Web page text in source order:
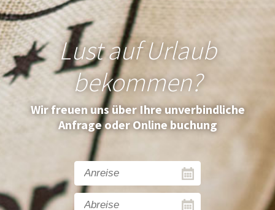
Lust auf Urlaub
bekommen?
Wir freuen uns über Ihre unverbindliche
Anfrage oder Online buchung